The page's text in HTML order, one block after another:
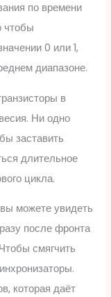
по времени
чтобы
0 или 1,
диапазоне.
в
Ни одно
заставить
длительное
цикла.
можете увидеть
после фронта
смягчить
которая даёт